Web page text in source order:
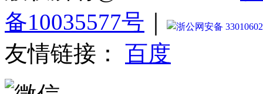
备10035577号 ｜ 浙公网安备
友情链接： 百度